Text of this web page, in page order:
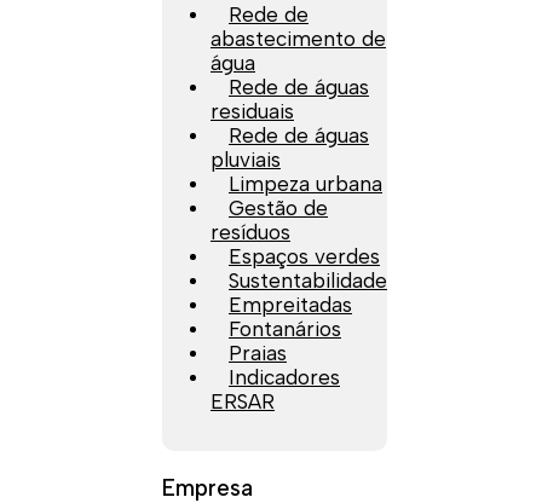
Rede de
abastecimento de
água
Rede de águas
residuais
Rede de águas
pluviais
Limpeza urbana
Gestão de
resíduos
Espaços verdes
Sustentabilidade
Empreitadas
Fontanários
Praias
Indicadores
ERSAR
Empresa